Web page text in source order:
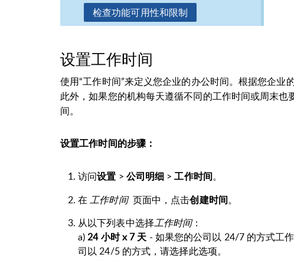
检查功能可用性和限制
设置工作时间
使用“工作时间”来定义您企业的办公时间。根据您企业
此外，如果您的机构每天遵循不同的工作时间或周末
间。
设置工作时间的步骤：
访问设置 > 公司明细 > 工作时间 。
在工作时间 页面中，点击创建时间。
从以下列表中选择工作时间：
a)24 小时 x 7 天 - 如果您的公司以 24/7 的方式工
司以 24/5 的方式，请选择此选项。